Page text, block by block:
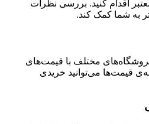
اقدام کنید. بررسی نظرات
به شما کمک کند.
مختلف با قیمت‌های
قیمت‌ها می‌توانید خریدی